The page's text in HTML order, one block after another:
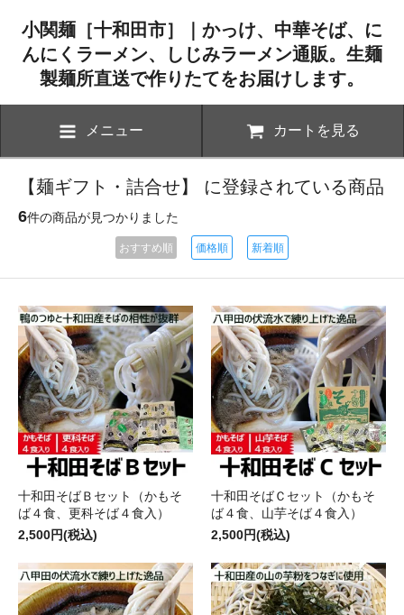
小関麺［十和田市］｜かっけ、中華そば、に
んにくラーメン、しじみラーメン通販。生麺
製麺所直送で作りたてをお届けします。
メニュー カートを見る
【麺ギフト・詰合せ】 に登録されている商品
6件の商品が見つかりました
おすすめ順 価格順 新着順
十和田そばＢセット（かもそ
ば４食、更科そば４食入）
2,500円(税込)
十和田そばＣセット（かもそ
ば４食、山芋そば４食入）
2,500円(税込)